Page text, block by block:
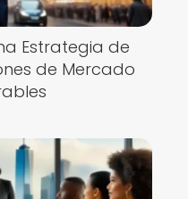
Estrategia de
de Mercado